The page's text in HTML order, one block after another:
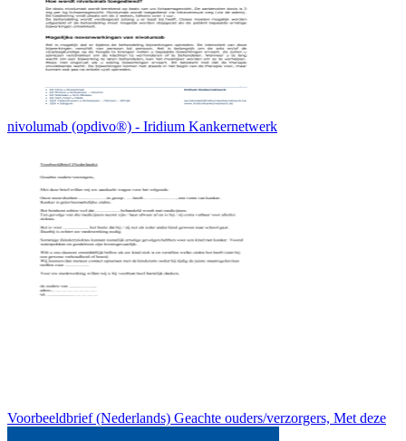
nivolumab (opdivo®) - Iridium Kankernetwerk
Voorbeeldbrief (Nederlands) Geachte ouders/verzorgers, Met deze